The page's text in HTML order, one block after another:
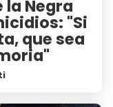
la Negra
"Si
que sea